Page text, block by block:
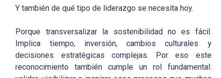
Y también de qué tipo de liderazgo se necesita hoy.
Porque transversalizar la sostenibilidad no es fácil.
Implica tiempo, inversión, cambios culturales y
decisiones estratégicas complejas. Por eso este
reconocimiento también cumple un rol fundamental: